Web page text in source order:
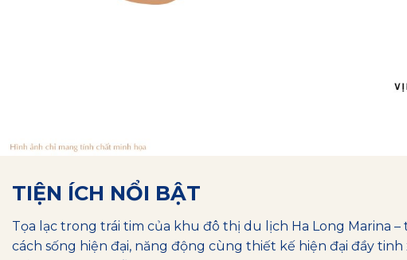
TIỆN ÍCH NỔI BẬT
Tọa lạc trong trái tim của khu đô thị du lịch Ha Long Marina
cách sống hiện đại, năng động cùng thiết kế hiện đại đầy